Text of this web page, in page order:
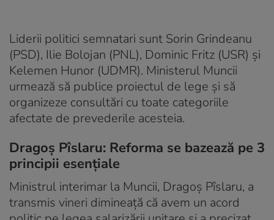
Liderii politici semnatari sunt Sorin Grindeanu
(PSD), Ilie Bolojan (PNL), Dominic Fritz (USR) şi
Kelemen Hunor (UDMR). Ministerul Muncii
urmează să publice proiectul de lege şi să
organizeze consultări cu toate categoriile
afectate de prevederile acesteia.
Dragoș Pîslaru: Reforma se bazează pe 3
principii esențiale
Ministrul interimar la Muncii, Dragoș Pîslaru, a
transmis vineri dimineață că avem un acord